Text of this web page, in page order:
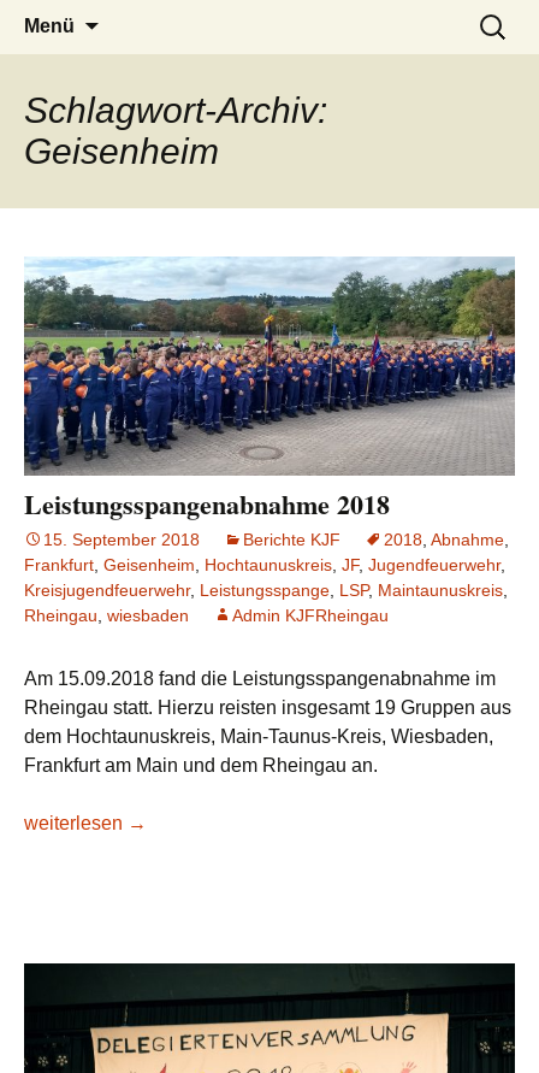
Menü
Suchen
nach:
Schlagwort-Archiv:
Geisenheim
Leistungsspangenabnahme 2018
15. September 2018 Berichte KJF 2018, Abnahme,
Frankfurt, Geisenheim, Hochtaunuskreis, JF, Jugendfeuerwehr,
Kreisjugendfeuerwehr, Leistungsspange, LSP, Maintaunuskreis,
Rheingau, wiesbaden Admin KJFRheingau
Am 15.09.2018 fand die Leistungsspangenabnahme im
Rheingau statt. Hierzu reisten insgesamt 19 Gruppen aus
dem Hochtaunuskreis, Main-Taunus-Kreis, Wiesbaden,
Frankfurt am Main und dem Rheingau an.
Leistungsspangenabnahme 2018
weiterlesen →